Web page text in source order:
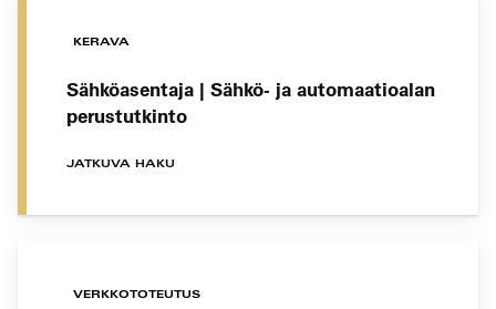
KERAVA
Sähköasentaja | Sähkö- ja automaatioalan
perustutkinto
JATKUVA HAKU
VERKKOTOTEUTUS